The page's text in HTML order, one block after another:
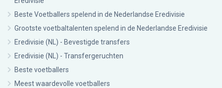
Beste Voetballers spelend in de Nederlandse Eredivisie
Grootste voetbaltalenten spelend in de Nederlandse Eredivisie
Eredivisie (NL) - Bevestigde transfers
Eredivisie (NL) - Transfergeruchten
Beste voetballers
Meest waardevolle voetballers